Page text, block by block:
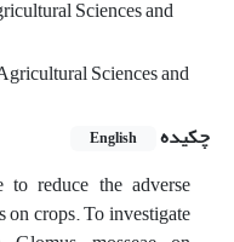
Sciences and
Sciences and
چکیده
English
to reduce the adverse
on crops. To investigate